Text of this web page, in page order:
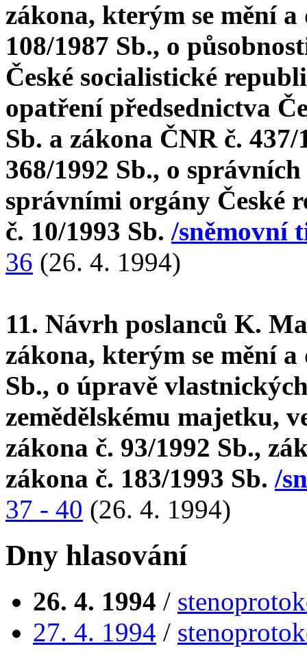
zákona, kterým se mění
108/1987 Sb., o
České socialistické
opatření předsednictva
Sb. a zákona ČNR č.
368/1992 Sb., o
správními orgány České
č. 10/1993 Sb. /sněmovní
36 (26. 4. 1994)
11. Návrh poslanců K.
zákona, kterým se mění
Sb., o úpravě
zemědělskému majetku,
zákona č. 93/1992 Sb.,
zákona č. 183/1993 Sb. /
37 - 40 (26. 4. 1994)
Dny hlasování
26. 4. 1994 /
27. 4. 1994 /